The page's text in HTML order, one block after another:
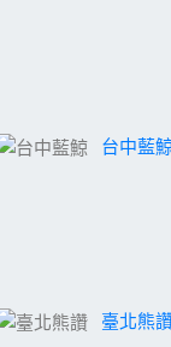
台中藍
臺北熊